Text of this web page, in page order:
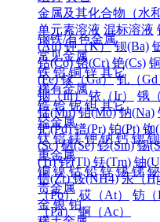
金属及其化合物（水
单元素溶液 混标溶液
(Au) 钾（K） 钡(Ba)
钴(Co) 铬(Cr) 铯(Cs)
(Fe) 镓（Ga） 钆（Gd
铟（In） 铱（Ir） 锇
锰(Mn) 钼(Mo) 钠(Na)
钯(Pd) 镨(Pr) 铂(Pt) 铷
(Sc) 硒(Se) 钐(Sm) 锡
(Ti) 铊(Tl) 铥(Tm) 铀
锆(Zr) 铵(NH4) 汞（
（Po） 砹（At） 钫（
（Pa） 锕（Ac）
钢铁/有色金属
常见金属
铁 铝 铜 锌 其它
稀有金属
锆 铪 铌 钽 其它
轻金属
钛 铝 镁 钾 钠 钙 锶 钡
重金属
铜 镍 钴 铅 锌 锡 锑 铋
贵金属
金 银 铂